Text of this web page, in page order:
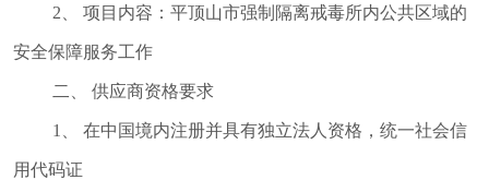
律顾问
仲裁工作
2、 项目内容：平顶山市强制隔离戒毒所内公共区域的
安全保障服务工作
二、 供应商资格要求
1、 在中国境内注册并具有独立法人资格，统一社会信
用代码证